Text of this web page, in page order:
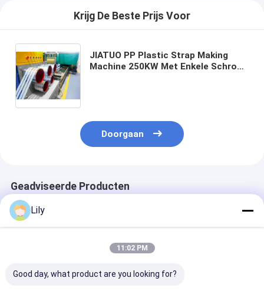
Krijg De Beste Prijs Voor
JIATUO PP Plastic Strap Making
Machine 250KW Met Enkele Schroef
600/H extrusie-output
Doorgaan
Geadviseerde Producten
Lily
11:02 PM
Good day, what product are you looking for?